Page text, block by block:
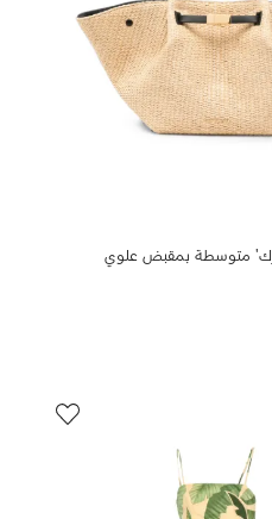
متوسطة بمقبض علوي